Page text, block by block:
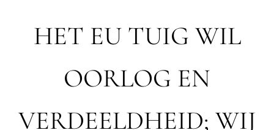
HET EU TUIG WIL
OORLOG EN
VERDEELDHEID; WIJ